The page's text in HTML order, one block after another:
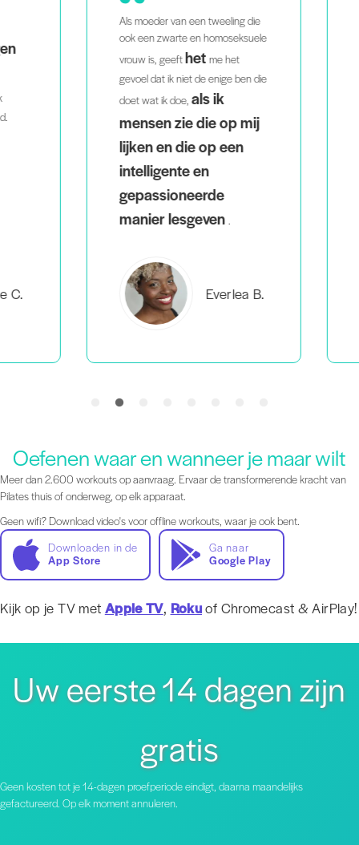
Als moeder van een tweeling die
ook een zwarte en homoseksuele
vrouw is, geefthetme het
gevoel dat ik niet de enige ben die
doet wat ik doe,als ik
mensen zie die op mij
lijken en die op een
intelligente en
gepassioneerde
manier lesgeven.
Everlea B.
Oefenen waar en wanneer je maar wilt
Meer dan 2.600 workouts op aanvraag. Ervaar de transformerende kracht van
Pilates thuis of onderweg, op elk apparaat.
Geen wifi? Download video's voor offline workouts, waar je ook bent.
Downloaden in de
App Store
Ga naar
Google Play
Kijk op je TV met Apple TV, Rokuof Chromecast & AirPlay!
Uw eerste 14 dagen zijn
gratis
Geen kosten tot je 14-dagen proefperiode eindigt, daarna maandelijks
gefactureerd. Op elk moment annuleren.